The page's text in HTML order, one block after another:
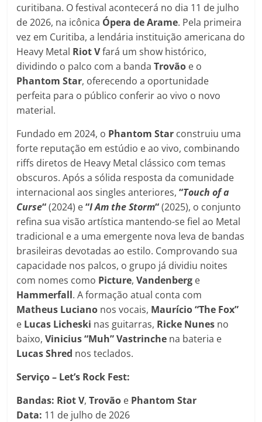
curitibana. O festival acontecerá no dia 11 de julho
de 2026, na icônica Ópera de Arame. Pela primeira
vez em Curitiba, a lendária instituição americana do
Heavy Metal Riot Vfará um show histórico,
dividindo o palco com a bandaTrovão e o
Phantom Star, oferecendo a oportunidade
perfeita para o público conferir ao vivo o novo
material.
Fundado em 2024, o Phantom Star construiu uma
forte reputação em estúdio e ao vivo, combinando
riffs diretos de Heavy Metal clássico com temas
obscuros. Após a sólida resposta da comunidade
internacional aos singles anteriores,“Touch of a
Curse“(2024) e“I Am the Storm“(2025), o conjunto
refina sua visão artística mantendo-se fiel ao Metal
tradicional e a uma emergente nova leva de bandas
brasileiras devotadas ao estilo. Comprovando sua
capacidade nos palcos, o grupo já dividiu noites
com nomes como Picture,Vandenberg e
Hammerfall. A formação atual conta com
Matheus Luciano nos vocais, Maurício “The Fox”
e Lucas Licheski nas guitarras, Ricke Nunes no
baixo,Vinicius “Muh” Vastrinche na bateria e
Lucas Shred nos teclados.
Serviço – Let’s Rock Fest:
Bandas: Riot V,Trovão e Phantom Star
Data: 11 de julho de 2026